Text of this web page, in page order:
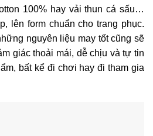
100% hay vải thun cá sấu…
lên form chuẩn cho trang phục.
nguyên liệu may tốt cũng sẽ
giác thoải mái, dễ chịu và tự tin
bất kể đi chơi hay đi tham gia